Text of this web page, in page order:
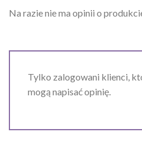
Na razie nie ma opinii o
Tylko zalogowani klienci,
mogą napisać opinię.